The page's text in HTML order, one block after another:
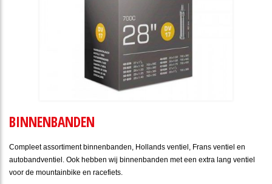
BINNENBANDEN
Compleet assortiment binnenbanden, Hollands ventiel, Frans ventiel en
autobandventiel. Ook hebben wij binnenbanden met een extra lang ventiel
voor de mountainbike en racefiets.